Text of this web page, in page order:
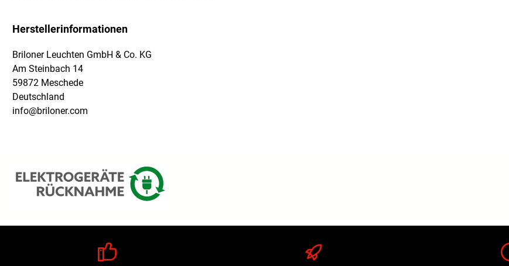
Herstellerinformationen
Briloner Leuchten GmbH & Co. KG
Am Steinbach 14
59872 Meschede
Deutschland
info@briloner.com